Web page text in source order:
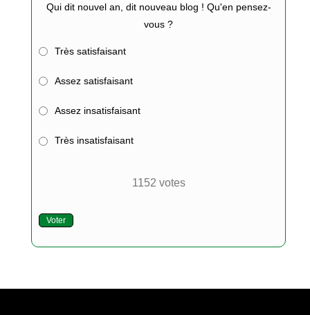
Qui dit nouvel an, dit nouveau blog ! Qu'en pensez-
vous ?
Très satisfaisant
Assez satisfaisant
Assez insatisfaisant
Très insatisfaisant
1152 votes
Voter